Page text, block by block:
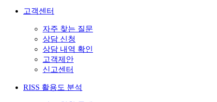
고객센터
자주 찾는 질문
상담 신청
상담 내역 확인
고객제안
신고센터
RISS 활용도 분석